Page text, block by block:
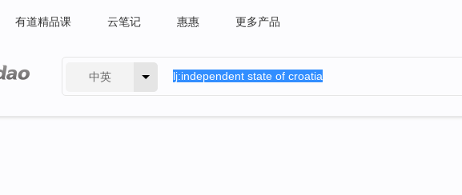
有道精品课 云笔记 惠惠 更多产品
中英